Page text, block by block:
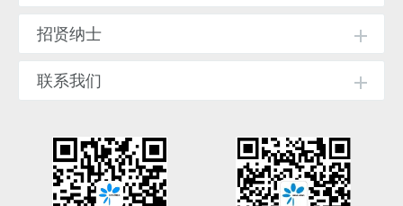
招贤纳士
联系我们